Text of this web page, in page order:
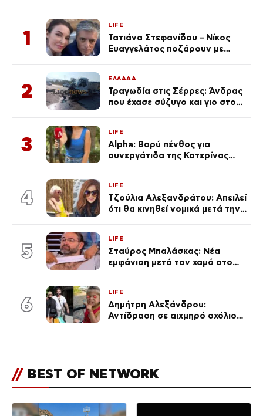
1
LIFE
Τατιάνα Στεφανίδου – Νίκος
Ευαγγελάτος ποζάρουν με
2
ΕΛΛΑΔΑ
Τραγωδία στις Σέρρες: Άνδρας
που έχασε σύζυγο και γιο στο
3
LIFE
Alpha: Βαρύ πένθος για
συνεργάτιδα της Κατερίνας
του Θεού»
4
LIFE
Τζούλια Αλεξανδράτου: Απειλεί
ότι θα κινηθεί νομικά μετά την
5
LIFE
Σταύρος Μπαλάσκας: Νέα
εμφάνιση μετά τον χαμό στο
6
LIFE
Δημήτρη Αλεξάνδρου:
Αντίδραση σε αιχμηρό σχόλιο
// BEST OF NETWORK